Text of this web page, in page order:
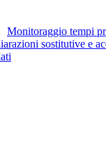
Monitoraggio tempi
sostitutive e